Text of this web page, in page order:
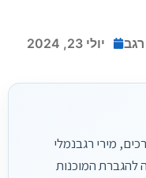
רגב יולי 23, 2024
מירי רגבנמלי
להגברת המוכנות